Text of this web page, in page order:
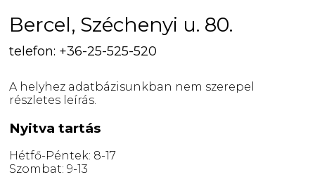
Bercel, Széchenyi u. 80.
telefon: +36-25-525-520
A helyhez adatbázisunkban nem szerepel
részletes leírás.
Nyitva tartás
Hétfő-Péntek: 8-17
Szombat: 9-13